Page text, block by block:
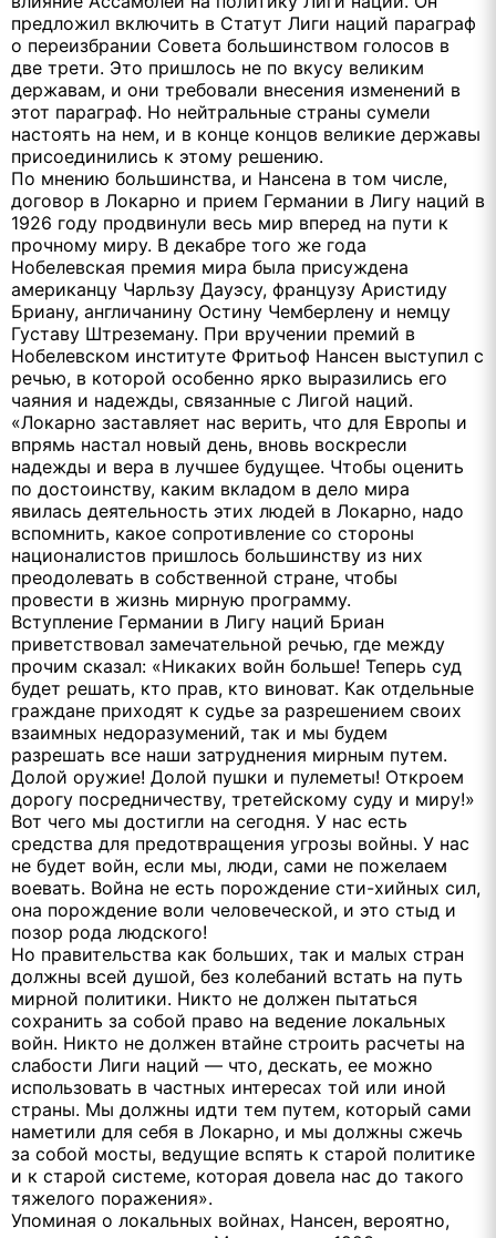
предложил включить в Статут Лиги наций параграф
о переизбрании Совета большинством голосов в
две трети. Это пришлось не по вкусу великим
державам, и они требовали внесения изменений в
этот параграф. Но нейтральные страны сумели
настоять на нем, и в конце концов великие державы
присоединились к этому решению.
По мнению большинства, и Нансена в том числе,
договор в Локарно и прием Германии в Лигу наций в
1926 году продвинули весь мир вперед на пути к
прочному миру. В декабре того же года
Нобелевская премия мира была присуждена
американцу Чарльзу Дауэсу, французу Аристиду
Бриану, англичанину Остину Чемберлену и немцу
Густаву Штреземану. При вручении премий в
Нобелевском институте Фритьоф Нансен выступил с
речью, в которой особенно ярко выразились его
чаяния и надежды, связанные с Лигой наций.
«Локарно заставляет нас верить, что для Европы и
впрямь настал новый день, вновь воскресли
надежды и вера в лучшее будущее. Чтобы оценить
по достоинству, каким вкладом в дело мира
явилась деятельность этих людей в Локарно, надо
вспомнить, какое сопротивление со стороны
националистов пришлось большинству из них
преодолевать в собственной стране, чтобы
провести в жизнь мирную программу.
Вступление Германии в Лигу наций Бриан
приветствовал замечательной речью, где между
прочим сказал: «Никаких войн больше! Теперь суд
будет решать, кто прав, кто виноват. Как отдельные
граждане приходят к судье за разрешением своих
взаимных недоразумений, так и мы будем
разрешать все наши затруднения мирным путем.
Долой оружие! Долой пушки и пулеметы! Откроем
дорогу посредничеству, третейскому суду и миру!»
Вот чего мы достигли на сегодня. У нас есть
средства для предотвращения угрозы войны. У нас
не будет войн, если мы, люди, сами не пожелаем
воевать. Война не есть порождение сти-хийных сил,
она порождение воли человеческой, и это стыд и
позор рода людского!
Но правительства как больших, так и малых стран
должны всей душой, без колебаний встать на путь
мирной политики. Никто не должен пытаться
сохранить за собой право на ведение локальных
войн. Никто не должен втайне строить расчеты на
слабости Лиги наций — что, дескать, ее можно
использовать в частных интересах той или иной
страны. Мы должны идти тем путем, который сами
наметили для себя в Локарно, и мы должны сжечь
за собой мосты, ведущие вспять к старой политике
и к старой системе, которая довела нас до такого
тяжелого поражения».
Упоминая о локальных войнах, Нансен, вероятно,